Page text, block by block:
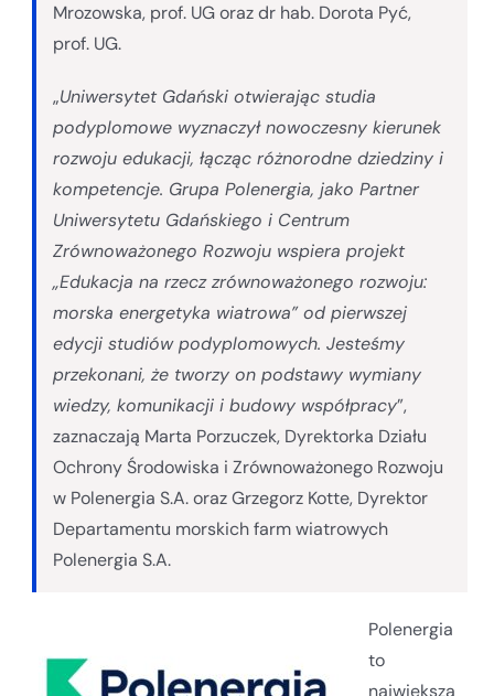
Mrozowska, prof. UG oraz dr hab. Dorota Pyć,
prof. UG.
„Uniwersytet Gdański otwierając studia
podyplomowe wyznaczył nowoczesny kierunek
rozwoju edukacji, łącząc różnorodne dziedziny i
kompetencje. Grupa Polenergia, jako Partner
Uniwersytetu Gdańskiego i Centrum
Zrównoważonego Rozwoju wspiera projekt
„Edukacja na rzecz zrównoważonego rozwoju:
morska energetyka wiatrowa” od pierwszej
edycji studiów podyplomowych. Jesteśmy
przekonani, że tworzy on podstawy wymiany
wiedzy, komunikacji i budowy współpracy”,
zaznaczają Marta Porzuczek, Dyrektorka Działu
Ochrony Środowiska i Zrównoważonego Rozwoju
w Polenergia S.A. oraz Grzegorz Kotte, Dyrektor
Departamentu morskich farm wiatrowych
Polenergia S.A.
Polenergia
to